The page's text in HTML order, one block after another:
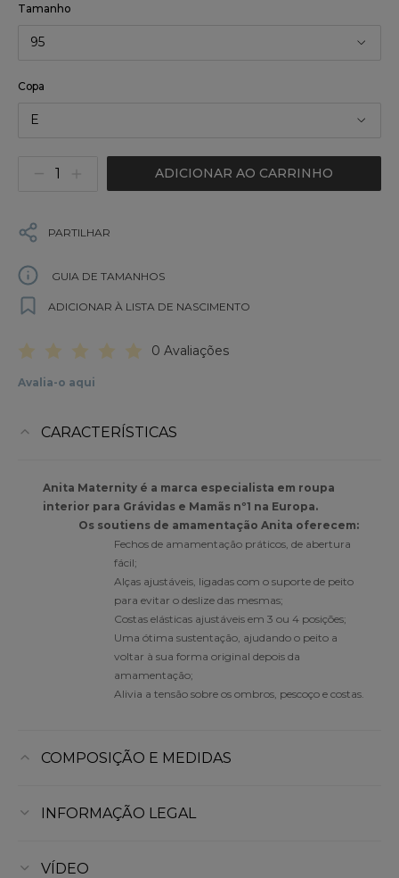
Tamanho
95
Copa
E
ADICIONAR AO CARRINHO
PARTILHAR
GUIA DE TAMANHOS
ADICIONAR À LISTA DE NASCIMENTO
0 Avaliações
Avalia-o aqui
CARACTERÍSTICAS
Anita Maternity é a marca especialista em roupa
interior para Grávidas e Mamãs nº1 na Europa.
Os soutiens de amamentação Anita oferecem:
Fechos de amamentação práticos, de abertura
fácil;
Alças ajustáveis, ligadas com o suporte de peito
para evitar o deslize das mesmas;
Costas elásticas ajustáveis em 3 ou 4 posições;
Uma ótima sustentação, ajudando o peito a
voltar à sua forma original depois da
amamentação;
Alivia a tensão sobre os ombros, pescoço e costas.
COMPOSIÇÃO E MEDIDAS
INFORMAÇÃO LEGAL
VÍDEO